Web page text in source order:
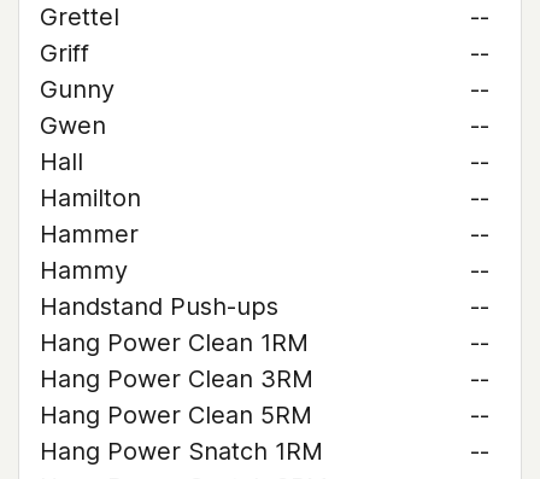
Grettel
--
Griff
--
Gunny
--
Gwen
--
Hall
--
Hamilton
--
Hammer
--
Hammy
--
Handstand Push-ups
--
Hang Power Clean 1RM
--
Hang Power Clean 3RM
--
Hang Power Clean 5RM
--
Hang Power Snatch 1RM
--